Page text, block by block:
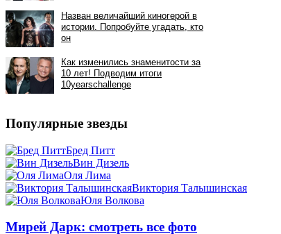
Популярные звезды
Бред Питт
Вин Дизель
Оля Лима
Виктория Талышинская
Юля Волкова
Мирей Дарк: смотреть все фото